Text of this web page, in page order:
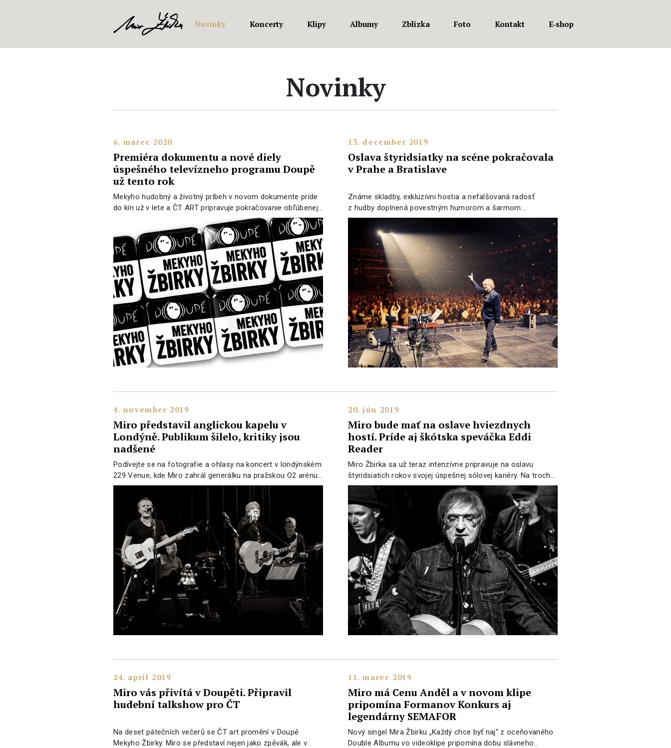
Novinky Koncerty Klipy Albumy Zblízka Foto Kontakt E‑shop
Novinky
6. marec 2020
Premiéra dokumentu a nové diely
úspešného televízneho programu Doupě
už tento rok
Mekyho hudobný a životný príbeh v novom dokumente príde
do kín už v lete a ČT ART pripravuje pokračovanie obľúbenej…
13. december 2019
Oslava štyridsiatky na scéne pokračovala
v Prahe a Bratislave
Známe skladby, exkluzívni hostia a nefalšovaná radosť
z hudby doplnená povestným humorom a šarmom…
4. november 2019
Miro představil anglickou kapelu v
Londýně. Publikum šilelo, kritiky jsou
nadšené
Podívejte se na fotografie a ohlasy na koncert v londýnském
229 Venue, kde Miro zahrál generálku na pražskou O2 arénu…
20. jún 2019
Miro bude mať na oslave hviezdnych
hostí. Príde aj škótska speváčka Eddi
Reader
Miro Žbirka sa už teraz intenzívne pripravuje na oslavu
štyridsiatich rokov svojej úspešnej sólovej kariéry. Na troch…
24. apríl 2019
Miro vás přivítá v Doupěti. Připravil
hudební talkshow pro ČT
Na deset pátečních večerů se ČT art promění v Doupě
Mekyho Žbirky. Miro se představí nejen jako zpěvák, ale v…
11. marec 2019
Miro má Cenu Anděl a v novom klipe
pripomína Formanov Konkurs aj
legendárny SEMAFOR
Nový singel Mira Žbirku „Každý chce byť naj“ z oceňovaného
Double Albumu vo videoklipe pripomína dobu slávneho…